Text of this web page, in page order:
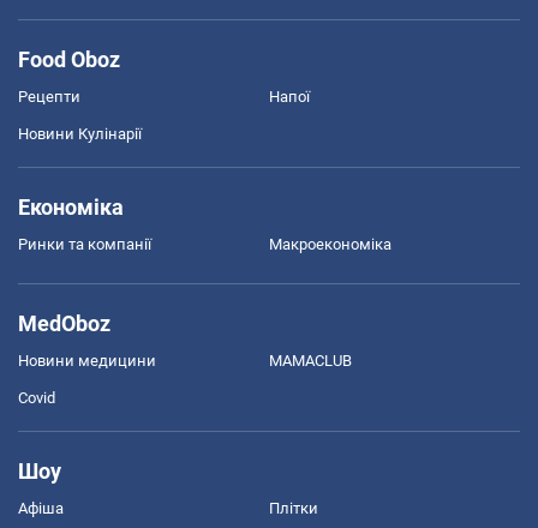
Food Oboz
Рецепти Напої
Новини Кулінарії
Економіка
Ринки та компанії Макроекономіка
MedOboz
Новини медицини MAMACLUB
Covid
Шоу
Афіша Плітки